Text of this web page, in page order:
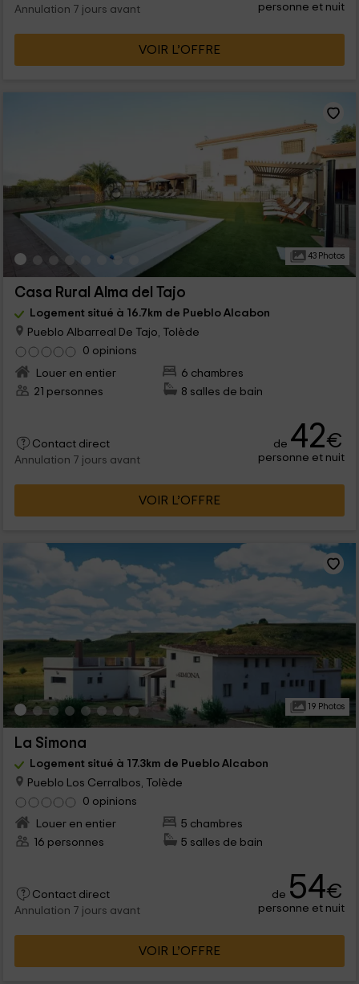
Annulation 7 jours avant personne et nuit
VOIR L’OFFRE
43 Photos
Casa Rural Alma del Tajo
Logement situé à 16.7km de Pueblo Alcabon
Pueblo Albarreal De Tajo, Tolède
0 opinions
Louer en entier
6 chambres
21 personnes
8 salles de bain
Contact direct
Annulation 7 jours avant
de 42€
personne et nuit
VOIR L’OFFRE
19 Photos
La Simona
Logement situé à 17.3km de Pueblo Alcabon
Pueblo Los Cerralbos, Tolède
0 opinions
Louer en entier
5 chambres
16 personnes
5 salles de bain
Contact direct
Annulation 7 jours avant
de 54€
personne et nuit
VOIR L’OFFRE